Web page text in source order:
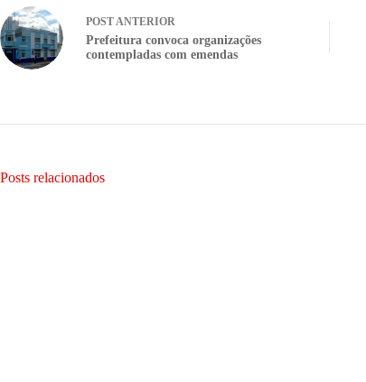
POSTANTERIOR
Prefeitura convoca organizações
contempladas com emendas
Posts relacionados